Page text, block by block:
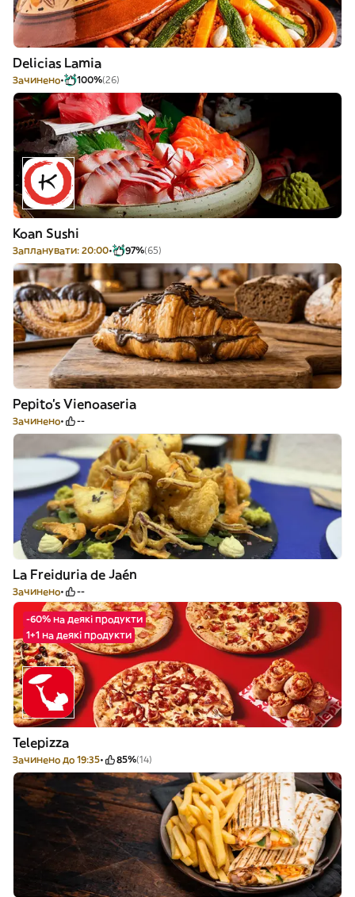
Delicias Lamia
Зачинено 100%(26)
Koan Sushi
Запланувати: 20:00 97%(65)
Pepito's Vienoaseria
Зачинено --
La Freiduria de Jaén
Зачинено --
-60% на деякі продукти
1+1 на деякі продукти
Telepizza
Зачинено до 19:35 85%(14)